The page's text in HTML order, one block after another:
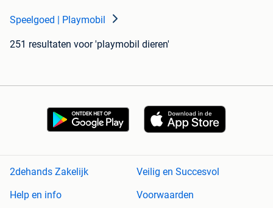
Speelgoed | Playmobil
251 resultaten voor 'playmobil dieren'
2dehands Zakelijk
Veilig en Succesvol
Help en info
Voorwaarden